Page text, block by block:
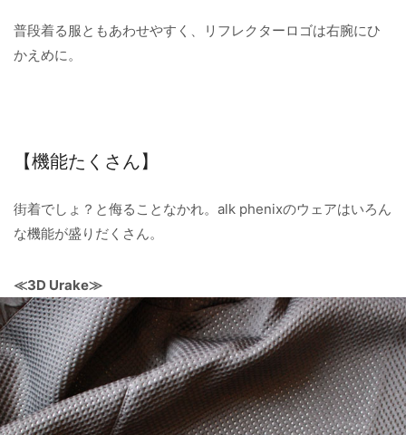
普段着る服ともあわせやすく、リフレクターロゴは右腕にひ
かえめに。
【機能たくさん】
街着でしょ？と侮ることなかれ。alk phenixのウェアはいろん
な機能が盛りだくさん。
≪3D Urake≫